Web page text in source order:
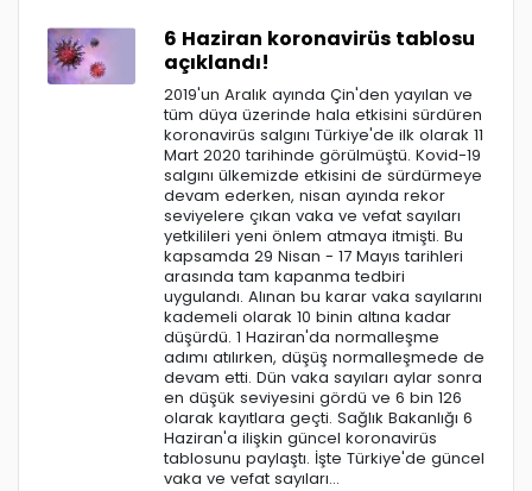
6 Haziran koronavirüs tablosu
açıklandı!
2019'un Aralık ayında Çin'den yayılan ve
tüm düya üzerinde hala etkisini sürdüren
koronavirüs salgını Türkiye'de ilk olarak 11
Mart 2020 tarihinde görülmüştü. Kovid-19
salgını ülkemizde etkisini de sürdürmeye
devam ederken, nisan ayında rekor
seviyelere çıkan vaka ve vefat sayıları
yetkilileri yeni önlem atmaya itmişti. Bu
kapsamda 29 Nisan - 17 Mayıs tarihleri
arasında tam kapanma tedbiri
uygulandı. Alınan bu karar vaka sayılarını
kademeli olarak 10 binin altına kadar
düşürdü. 1 Haziran'da normalleşme
adımı atılırken, düşüş normalleşmede de
devam etti. Dün vaka sayıları aylar sonra
en düşük seviyesini gördü ve 6 bin 126
olarak kayıtlara geçti. Sağlık Bakanlığı 6
Haziran'a ilişkin güncel koronavirüs
tablosunu paylaştı. İşte Türkiye'de güncel
vaka ve vefat sayıları...